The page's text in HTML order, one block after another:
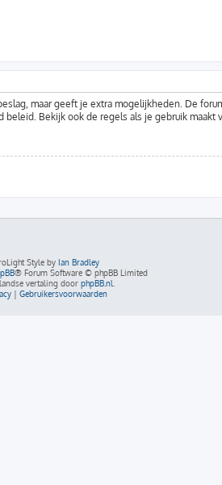
maar geeft je extra mogelijkheden. De
Bekijk ook de regels als je gebruik maakt
Style by Ian Bradley
® Forum Software © phpBB Limited
vertaling door phpBB.nl
| Gebruikersvoorwaarden